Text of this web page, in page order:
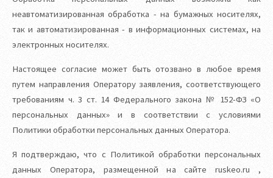
неавтоматизированная обработка - на бумажных носителях,
так и автоматизированная - в информационных системах, на
электронных носителях.
Настоящее согласие может быть отозвано в любое время
путем направления Оператору заявления, соответствующего
требованиям ч. 3 ст. 14 Федерального закона № 152-ФЗ «О
персональных данных» и в соответствии с условиями
Политики обработки персональных данных Оператора.
Я подтверждаю, что с Политикой обработки персональных
данных Оператора, размещенной на сайте ruskeo.ru ,